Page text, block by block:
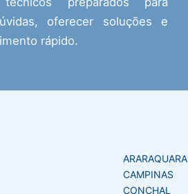
oferecer soluções e
rápido.
ARARAQUARA
CAMPINAS
CONCHAL